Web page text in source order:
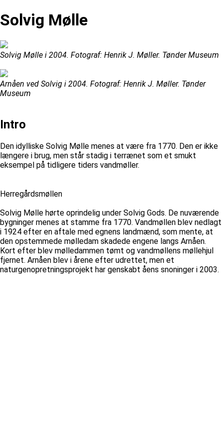
Solvig Mølle
Solvig Mølle i 2004. Fotograf: Henrik J. Møller. Tønder Museum
Arnåen ved Solvig i 2004. Fotograf: Henrik J. Møller. Tønder
Museum
Intro
Den idylliske Solvig Mølle menes at være fra 1770. Den er ikke
længere i brug, men står stadig i terrænet som et smukt
eksempel på tidligere tiders vandmøller.
Herregårdsmøllen
Solvig Mølle hørte oprindelig under Solvig Gods. De nuværende
bygninger menes at stamme fra 1770. Vandmøllen blev nedlagt
i 1924 efter en aftale med egnens landmænd, som mente, at
den opstemmede mølledam skadede engene langs Arnåen.
Kort efter blev mølledammen tømt og vandmøllens møllehjul
fjernet. Arnåen blev i årene efter udrettet, men et
naturgenopretningsprojekt har genskabt åens snoninger i 2003.